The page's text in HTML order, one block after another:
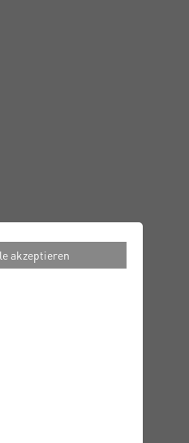
akzeptieren